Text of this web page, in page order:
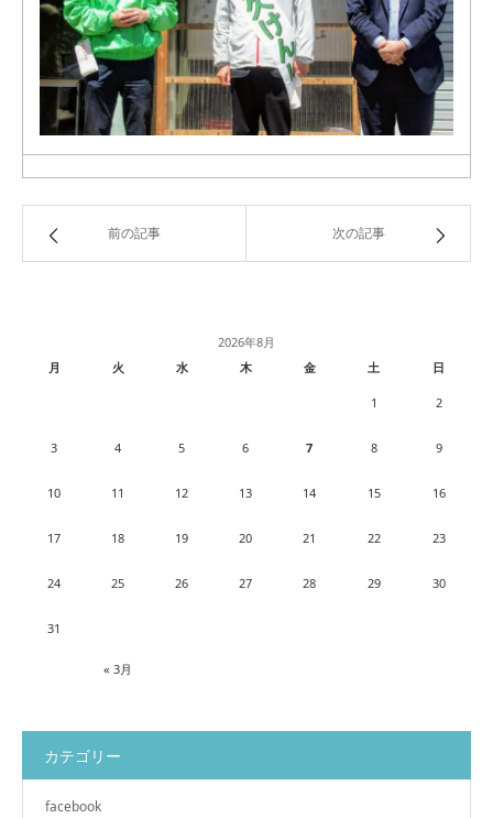
前の記事 次の記事
2026年8月
月
火 水 木 金 土 日
« 3月
1 2
3 4 5 6 7 8 9
10 11 12 13 14 15 16
17 18 19 20 21 22 23
24 25 26 27 28 29 30
31
カテゴリー
facebook